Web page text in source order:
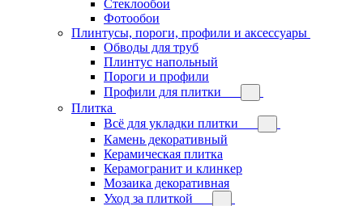
Стеклообои
Фотообои
Плинтусы, пороги, профили и аксессуары
Обводы для труб
Плинтус напольный
Пороги и профили
Профили для плитки
Плитка
Всё для укладки плитки
Камень декоративный
Керамическая плитка
Керамогранит и клинкер
Мозаика декоративная
Уход за плиткой